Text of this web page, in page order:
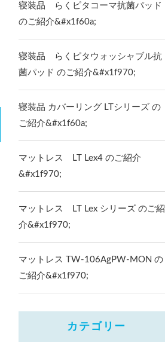
寝装品 らくピタコーマ抗菌パッド
のご紹介&#x1f60a;
寝装品 らくピタウォッシャブル抗
菌パッド のご紹介&#x1f970;
寝装品 カバーリング LTシリーズ の
ご紹介&#x1f60a;
マットレス LT Lex4 のご紹介
&#x1f970;
マットレス LT Lex シリーズ のご紹
介&#x1f970;
マットレス TW-106AgPW-MON の
ご紹介&#x1f970;
カテゴリー